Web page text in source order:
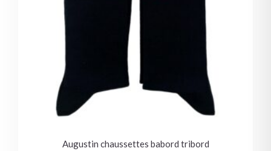
Augustin chaussettes babord tribord